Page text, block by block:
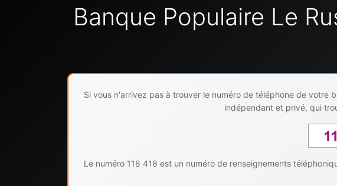
Banque Populaire Le
Si vous n'arrivez pas à trouver le numéro de téléphone de votre
indépendant et privé, qui
Le numéro 118 418 est un numéro de renseignements